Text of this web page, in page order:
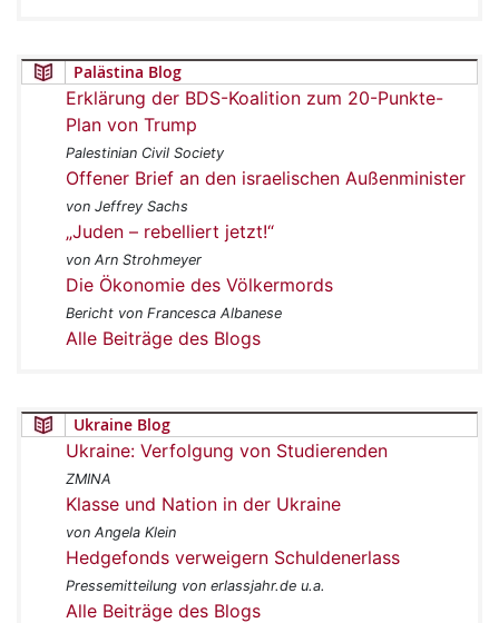
Palästina Blog
Erklärung der BDS-Koalition zum 20-Punkte-
Plan von Trump
Palestinian Civil Society
Offener Brief an den israelischen Außenminister
von Jeffrey Sachs
„Juden – rebelliert jetzt!“
von Arn Strohmeyer
Die Ökonomie des Völkermords
Bericht von Francesca Albanese
Alle Beiträge des Blogs
Ukraine Blog
Ukraine: Verfolgung von Studierenden
ZMINA
Klasse und Nation in der Ukraine
von Angela Klein
Hedgefonds verweigern Schuldenerlass
Pressemitteilung von erlassjahr.de u.a.
Alle Beiträge des Blogs